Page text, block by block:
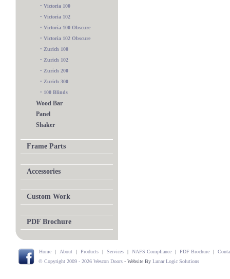
• Victoria 100
• Victoria 102
• Victoria 100 Obscure
• Victoria 102 Obscure
• Zurich 100
• Zurich 102
• Zurich 200
• Zurich 300
• 100 Blinds
Wood Bar
Panel
Shaker
Frame Parts
Accessories
Custom Work
PDF Brochure
Home | About | Products | Services | NAFS Compliance | PDF Brochure |
© Copyright 2009 - 2026 Wescon Doors - Website By Lunar Logic Solutions